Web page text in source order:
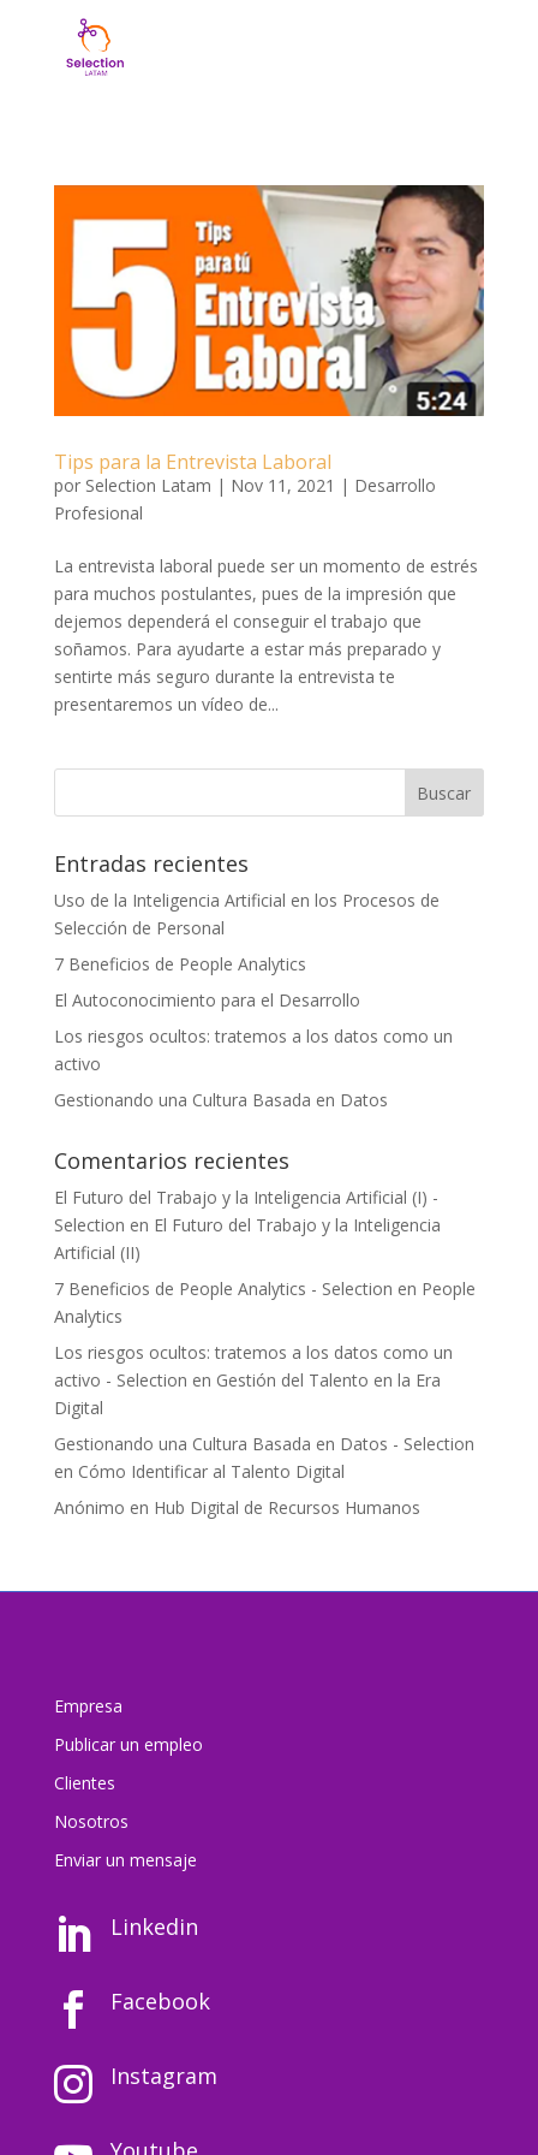
Tips para la Entrevista Laboral
por Selection Latam | Nov 11, 2021 | Desarrollo
Profesional
La entrevista laboral puede ser un momento de estrés
para muchos postulantes, pues de la impresión que
dejemos dependerá el conseguir el trabajo que
soñamos. Para ayudarte a estar más preparado y
sentirte más seguro durante la entrevista te
presentaremos un vídeo de...
Entradas recientes
Uso de la Inteligencia Artificial en los Procesos de
Selección de Personal
7 Beneficios de People Analytics
El Autoconocimiento para el Desarrollo
Los riesgos ocultos: tratemos a los datos como un
activo
Gestionando una Cultura Basada en Datos
Comentarios recientes
El Futuro del Trabajo y la Inteligencia Artificial (I) -
Selection en El Futuro del Trabajo y la Inteligencia
Artificial (II)
7 Beneficios de People Analytics - Selection en People
Analytics
Los riesgos ocultos: tratemos a los datos como un
activo - Selection en Gestión del Talento en la Era
Digital
Gestionando una Cultura Basada en Datos - Selection
en Cómo Identificar al Talento Digital
Anónimo en Hub Digital de Recursos Humanos
Empresa
Publicar un empleo
Clientes
Nosotros
Enviar un mensaje
 Linkedin
 Facebook
 Instagram